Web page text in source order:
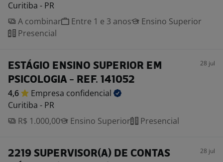
Curitiba - PR
A combinar
Entre 1 e 3 anos
Ensino Superior
Presencial
ESTÁGIO ENSINO SUPERIOR EM
PSICOLOGIA - REF. 141052
28 jul
4,6 Empresa confidencial
Curitiba - PR
R$ 1.000,00
Ensino Superior Presencial
2219 SUPERVISOR(A) DE CONTAS
28 jul